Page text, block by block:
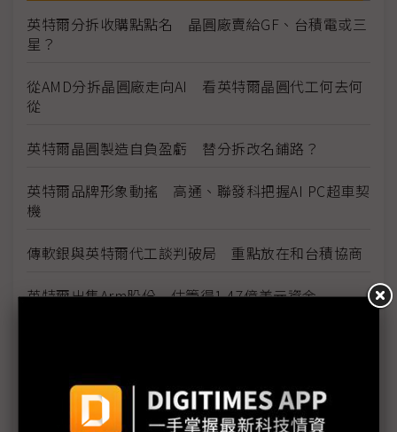
英特爾分拆收購點點名 晶圓廠賣給GF、台積電或三
星？
從AMD分拆晶圓廠走向AI 看英特爾晶圓代工何去何
從
英特爾晶圓製造自負盈虧 替分拆改名鋪路？
英特爾品牌形象動搖 高通、聯發科把握AI PC超車契
機
傳軟銀與英特爾代工談判破局 重點放在和台積協商
英特爾出售Arm股份 估籌得1.47億美元資金
英特爾撙節大小錢 展會延期「創新」未明
從英特爾裁員看三星罷工 勞資差異牽動晶圓代工競